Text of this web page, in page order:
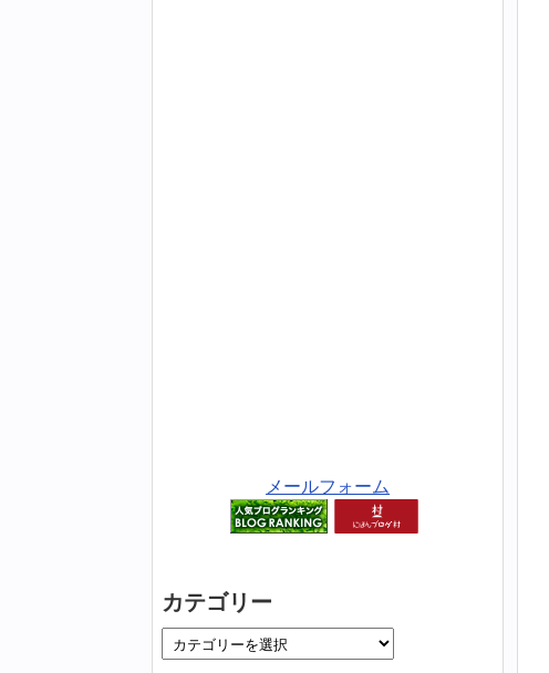
メールフォーム
カテゴリー